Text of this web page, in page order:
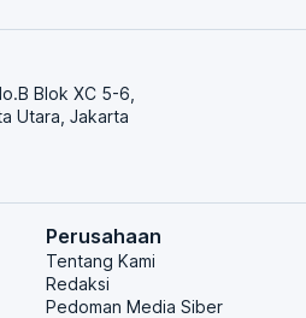
Blok XC 5-6,
Utara, Jakarta
Perusahaan
Tentang Kami
Redaksi
Pedoman Media Siber